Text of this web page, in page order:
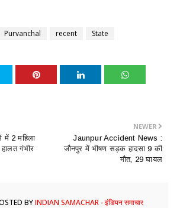
Purvanchal recent
State
NEWER
Jaunpur Accident News :
जौनपुर में भीषण सड़क हादसा 9 की
मौत, 29 घायल
2 महिला
गंभीर
BYINDIAN SAMACHAR - इंडियन समाचार